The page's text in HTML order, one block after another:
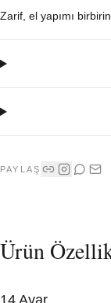
Zarif, el yapımı
PAYLAŞ
Ürün
14 Ayar